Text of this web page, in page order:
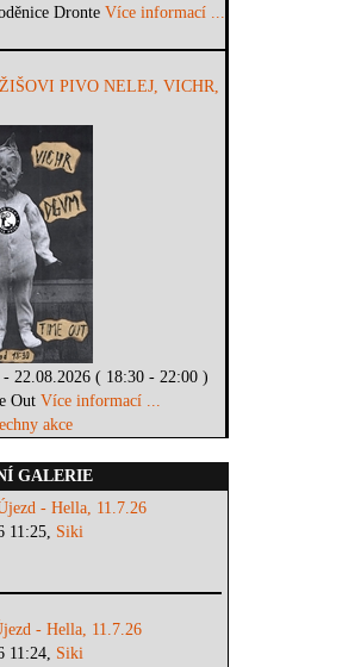
DronteVíce informací ...
PIVO NELEJ, VICHR,
- 22.08.2026 ( 18:30 - 22:00 )
OutVíce informací ...
akce
GALERIE
- Hella, 11.7.26
11:25, Siki
- Hella, 11.7.26
11:24, Siki